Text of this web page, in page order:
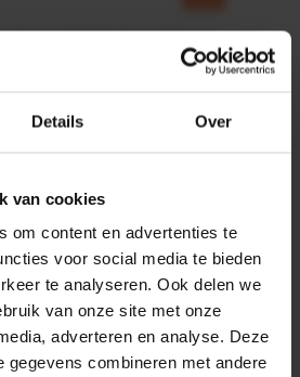
Details Over
van cookies
om content en advertenties te
voor social media te bieden
te analyseren. Ook delen we
van onze site met onze
adverteren en analyse. Deze
gegevens combineren met andere
Artikelnummer:OK9HPA1240
€ 32,50
Vergelijken